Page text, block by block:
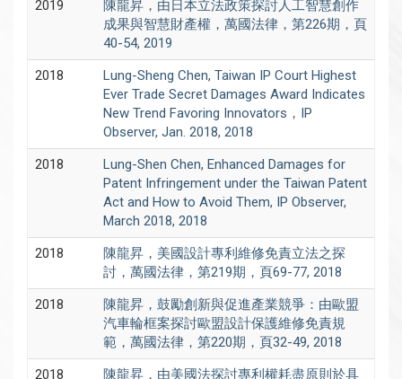
2019
陳龍昇，由日本立法政策探討人工智慧創作
成果與智慧財產權，萬國法律，第226期，頁
40-54, 2019
2018
Lung-Sheng Chen, Taiwan IP Court Highest
Ever Trade Secret Damages Award Indicates
New Trend Favoring Innovators，IP
Observer, Jan. 2018, 2018
2018
Lung-Shen Chen, Enhanced Damages for
Patent Infringement under the Taiwan Patent
Act and How to Avoid Them, IP Observer,
March 2018, 2018
2018
陳龍昇，美國設計專利維修免責立法之探
討，萬國法律，第219期，頁69-77, 2018
2018
陳龍昇，鼓勵創新與促進產業競爭：由歐盟
汽車輪框案探討歐盟設計保護維修免責規
範，萬國法律，第220期，頁32-49, 2018
2018
陳龍昇，由美國法探討專利權耗盡原則於具